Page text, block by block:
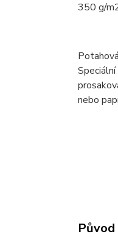
350 g/
nebo